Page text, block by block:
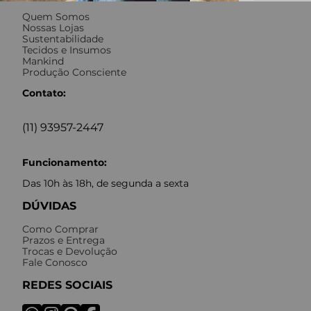
Quem Somos
Nossas Lojas
Sustentabilidade
Tecidos e Insumos
Mankind
Produção Consciente
Contato:
(11) 93957-2447
Funcionamento:
Das 10h às 18h, de segunda a sexta
DÚVIDAS
Como Comprar
Prazos e Entrega
Trocas e Devolução
Fale Conosco
REDES SOCIAIS